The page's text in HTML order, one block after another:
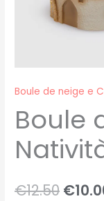
Boule de neige e
Boule
€12.50 €